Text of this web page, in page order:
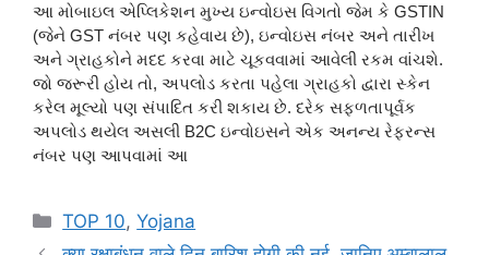
આ મોબાઇલ એપ્લિકેશન મુખ્ય ઇન્વોઇસ વિગતો જેમ કે GSTIN
(જેને GST નંબર પણ કહેવાય છે), ઇન્વોઇસ નંબર અને તારીખ
અને ગ્રાહકોને મદદ કરવા માટે ચૂકવવામાં આવેલી રકમ વાંચશે.
જો જરૂરી હોય તો, અપલોડ કરતા પહેલા ગ્રાહકો દ્વારા સ્કેન
કરેલ મૂલ્યો પણ સંપાદિત કરી શકાય છે. દરેક સફળતાપૂર્વક
અપલોડ થયેલ અસલી B2C ઇન્વોઇસને એક અનન્ય રેફરન્સ
નંબર પણ આપવામાં આ
Categories
TOP 10,Yojana